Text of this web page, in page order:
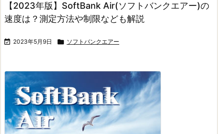

【2023年版】SoftBank Air(ソフトバンクエアー)の
速度は？測定方法や制限なども解説
 2023年5月9日  ソフトバンクエアー